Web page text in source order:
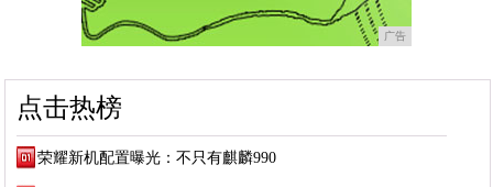
广告
点击热榜
荣耀新机配置曝光：不只有麒麟990